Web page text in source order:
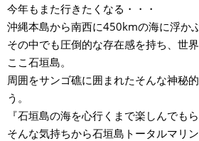
今年もまた行きたくなる・・・
沖縄本島から南西に450kmの海に浮か
その中でも圧倒的な存在感を持ち、世
ここ石垣島。
周囲をサンゴ礁に囲まれたそんな神秘
う。
『石垣島の海を心行くまで楽しんでもら
そんな気持ちから石垣島トータルマリン